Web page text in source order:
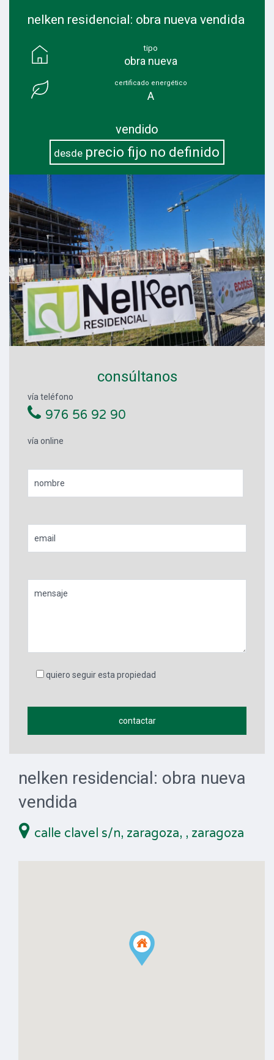
nelken residencial: obra nueva vendida
tipo
obra nueva
certificado energético
A
vendido
desde precio fijo no definido
consúltanos
vía teléfono
976 56 92 90
vía online
quiero seguir esta propiedad
nelken residencial: obra nueva
vendida
calle clavel s/n, zaragoza, , zaragoza